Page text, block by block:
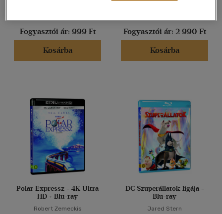
Fogyasztói ár: 999 Ft
Kosárba
Fogyasztói ár: 2 990 Ft
Kosárba
Polar Expressz - 4K Ultra
HD + Blu-ray
Robert Zemeckis
DC Szuperállatok ligája -
Blu-ray
Jared Stern